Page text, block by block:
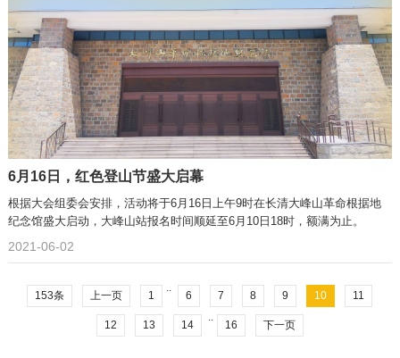
6月16日，红色登山节盛大启幕
根据大会组委会安排，活动将于6月16日上午9时在长清大峰山革命根据地
纪念馆盛大启动，大峰山站报名时间顺延至6月10日18时，额满为止。
2021-06-02
153条 上一页 1
..
6 7 8 9 10 11
12 13 14
..
16 下一页